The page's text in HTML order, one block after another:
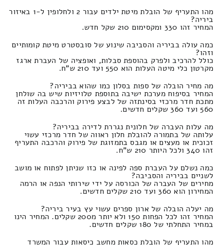
מהו התעריף של הובלת מיטת ילדים עבור 2 ולחלופין ל-1 באיזור
ביריה?
המחיר זהו 330 ומקסימום 210 שקל חדש.
כמה עולה בביריה והסביבה שינוע של סובסטרט מיטת קומותיים
וזהו?
כולל להרכיב ולפרק בהוספת סבלות, ואופציה של העברת ארגז
מקרטון כלי מיטה העלות הוא 550 ועד 210 ש"ח.
מה מחיר הובלה של ספות בסלון כמו שהוא בביריה?
המחיר בסיפוח מערכת ישיבה בתוספת טלויזיות שיש בה שולחן
מתכת חדר מרכזי בסינתזה של לבצע פירוק והרכבה העלות זה
560 ועד 360 שקלים חדשים.
מה עלות העברה של חלונית נגררת לדירה בביריה?
עלותה של בתמורה להובלת חלון ראווה של חדר מרכזי עשוי
זכוכית או מעצים או מגבס בתמזוגת של פירוק והרכבה התעריף
זהו 340 ולכל היותר 210 ש"ח.
כמה נשלם על העברת ספה לפינה או כזו שניתן לפתוח או מושב
לשניים בביריה והסביבה?
מחירים של העברה של הכורסה על ידי שירותי הנפה או הרמה
המחירון הוא 360 ועד 210 שקלים חדשים.
מה יעלה הובלה של ארון ספרים עשוי עץ בעיר ביריה?
המחיר זהו לכל הפחות 150 ולא יותר מ200 שקלים. המחיר הינו
במחיר התחלתי של 180 שקלים חדשים.
מהו התעריף של הובלת כסאות מחשב כיסאות עבור המשרד